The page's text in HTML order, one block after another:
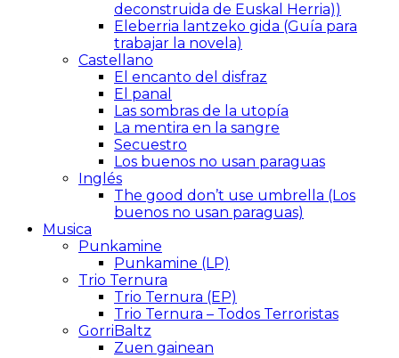
deconstruida de Euskal Herria))
Eleberria lantzeko gida (Guía para
trabajar la novela)
Castellano
El encanto del disfraz
El panal
Las sombras de la utopía
La mentira en la sangre
Secuestro
Los buenos no usan paraguas
Inglés
The good don’t use umbrella (Los
buenos no usan paraguas)
Musica
Punkamine
Punkamine (LP)
Trio Ternura
Trio Ternura (EP)
Trio Ternura – Todos Terroristas
GorriBaltz
Zuen gainean